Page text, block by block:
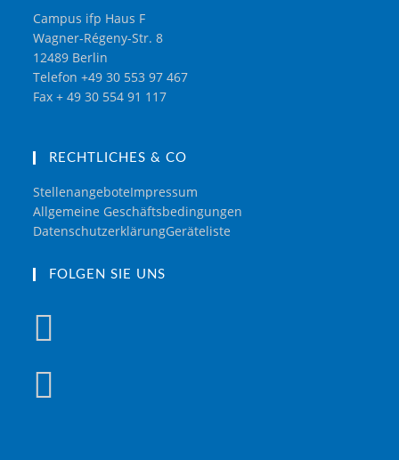
Campus ifp Haus F
Wagner-Régeny-Str. 8
12489 Berlin
Telefon +49 30 553 97 467
Fax + 49 30 554 91 117
RECHTLICHES & CO
StellenangeboteImpressum
Allgemeine Geschäftsbedingungen
DatenschutzerklärungGeräteliste
FOLGEN SIE UNS